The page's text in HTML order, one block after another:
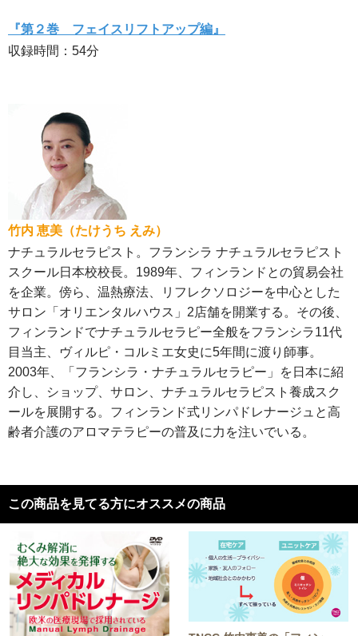
『第２巻 フェイスリフトアップ編』
収録時間：54分
竹内 恵美（たけうち えみ）
ナチュラルセラピスト。フランシラ ナチュラルセラピスト
スクール日本校校長。1989年、フィンランドとの貿易会社
を企業。傍ら、温熱療法、リフレクソロジーを中心とした
サロン「オリエンタルハウス」2店舗を開業する。その後、
フィンランドでナチュラルセラピー全般をフランシラ11代
目当主、ヴィルピ・コルミエ女史に5年間に渡り師事。
2003年、「フランシラ・ナチュラルセラピー」を日本に紹
介し、ショップ、サロン、ナチュラルセラピスト養成スク
ールを展開する。フィンランド式リンパドレナージュと高
齢者介護のアロマテラピーの普及に力を注いでいる。
この商品を見てる方にオススメの商品